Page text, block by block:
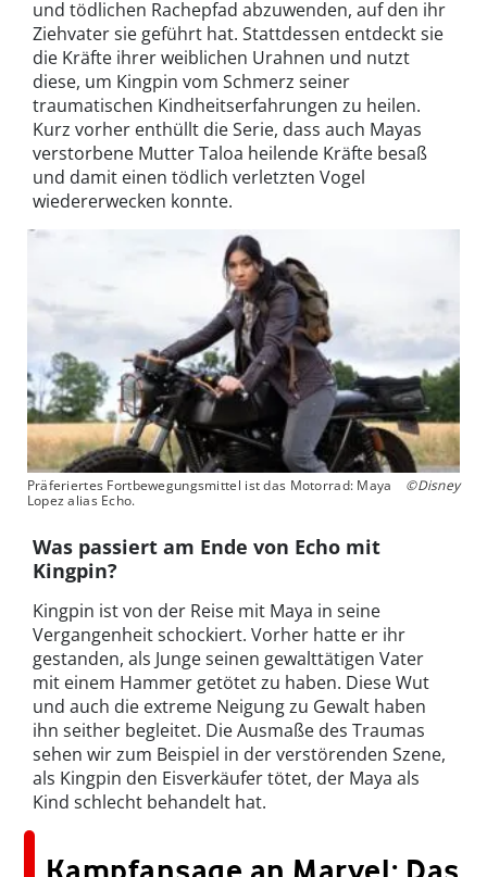
und tödlichen Rachepfad abzuwenden, auf den ihr
Ziehvater sie geführt hat. Stattdessen entdeckt sie
die Kräfte ihrer weiblichen Urahnen und nutzt
diese, um Kingpin vom Schmerz seiner
traumatischen Kindheitserfahrungen zu heilen.
Kurz vorher enthüllt die Serie, dass auch Mayas
verstorbene Mutter Taloa heilende Kräfte besaß
und damit einen tödlich verletzten Vogel
wiedererwecken konnte.
Präferiertes Fortbewegungsmittel ist das Motorrad: Maya
Lopez alias Echo.
©Disney
Was passiert am Ende von Echo mit
Kingpin?
Kingpin ist von der Reise mit Maya in seine
Vergangenheit schockiert. Vorher hatte er ihr
gestanden, als Junge seinen gewalttätigen Vater
mit einem Hammer getötet zu haben. Diese Wut
und auch die extreme Neigung zu Gewalt haben
ihn seither begleitet. Die Ausmaße des Traumas
sehen wir zum Beispiel in der verstörenden Szene,
als Kingpin den Eisverkäufer tötet, der Maya als
Kind schlecht behandelt hat.